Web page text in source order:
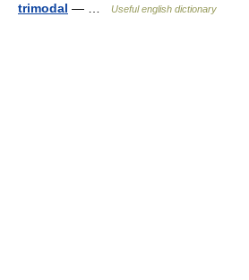
trimodal — … Useful english dictionary